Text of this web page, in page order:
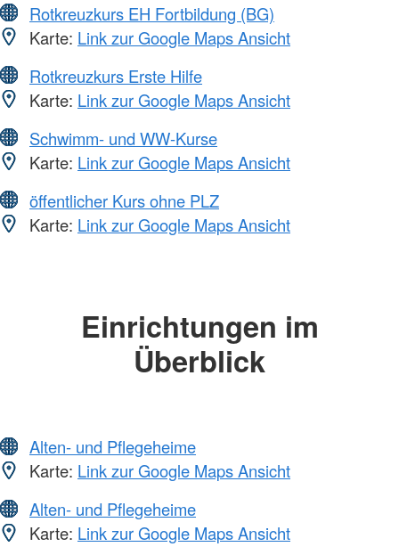
Rotkreuzkurs EH Fortbildung (BG)
Karte: Link zur Google Maps Ansicht
Rotkreuzkurs Erste Hilfe
Karte: Link zur Google Maps Ansicht
Schwimm- und WW-Kurse
Karte: Link zur Google Maps Ansicht
öffentlicher Kurs ohne PLZ
Karte: Link zur Google Maps Ansicht
Einrichtungen im
Überblick
Alten- und Pflegeheime
Karte: Link zur Google Maps Ansicht
Alten- und Pflegeheime
Karte: Link zur Google Maps Ansicht